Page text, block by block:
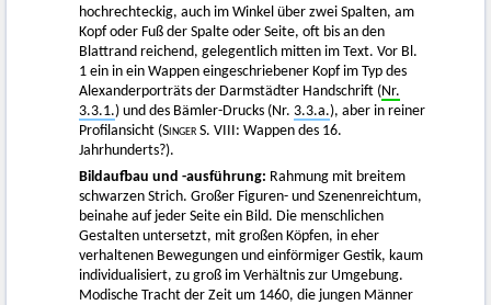
hochrechteckig, auch im Winkel über zwei Spalten, am
Kopf oder Fuß der Spalte oder Seite, oft bis an den
Blattrand reichend, gelegentlich mitten im Text. Vor Bl.
1 ein in ein Wappen eingeschriebener Kopf im Typ des
Alexanderporträts der Darmstädter Handschrift ( Nr.
3.3.1.) und des Bämler-Drucks (Nr. 3.3.a.), aber in reiner
Profilansicht (Singer S. VIII: Wappen des 16.
Jahrhunderts?).
Bildaufbau und -ausführung: Rahmung mit breitem
schwarzen Strich. Großer Figuren- und Szenenreichtum,
beinahe auf jeder Seite ein Bild. Die menschlichen
Gestalten untersetzt, mit großen Köpfen, in eher
verhaltenen Bewegungen und einförmiger Gestik, kaum
individualisiert, zu groß im Verhältnis zur Umgebung.
Modische Tracht der Zeit um 1460, die jungen Männer